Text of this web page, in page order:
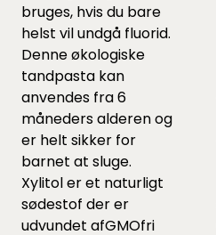
bruges, hvis du bare
helst vil undgå fluorid.
Denne økologiske
tandpasta kan
anvendes fra 6
måneders alderen og
er helt sikker for
barnet at sluge.
Xylitol er et naturligt
sødestof der er
udvundet afGMOfri